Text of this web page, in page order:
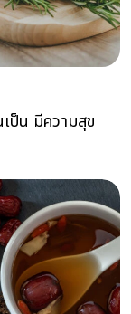
ป็น มีความสุข